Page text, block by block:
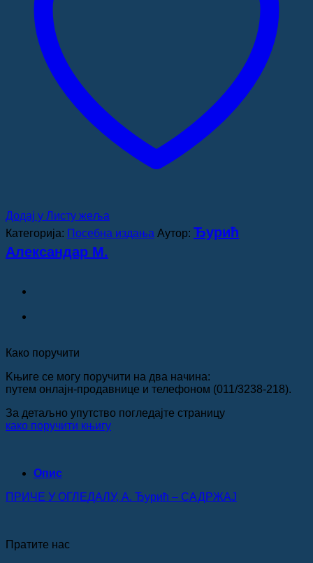
Додај у Листу жеља
Категорија: Посебна издања Аутор: Ђурић
Александар М.
Како поручити
Kњиге се могу поручити на два начина:
путем онлајн-продавнице и телефоном (011/3238-218).
За детаљно упутство погледајте страницу
како поручити књигу
Опис
ПРИЧЕ У ОГЛЕДАЛУ, А. Ђурић – САДРЖАЈ
Пратите нас